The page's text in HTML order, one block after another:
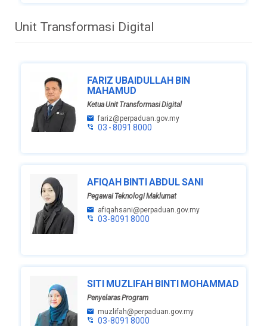
Unit Transformasi Digital
FARIZ UBAIDULLAH BIN
MAHAMUD
Ketua Unit Transformasi Digital
fariz@perpaduan.gov.my
03 - 8091 8000
AFIQAH BINTI ABDUL SANI
Pegawai Teknologi Maklumat
afiqahsani@perpaduan.gov.my
03-8091 8000
SITI MUZLIFAH BINTI MOHAMMAD
Penyelaras Program
muzlifah@perpaduan.gov.my
03-8091 8000